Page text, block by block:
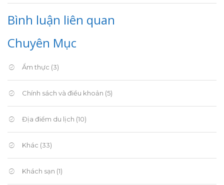
Bình luận liên quan
Chuyên Mục
Ẩm thực (3)
Chính sách và điều khoản (5)
Địa điểm du lịch (10)
Khác (33)
Khách sạn (1)